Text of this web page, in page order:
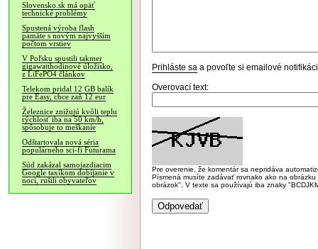
Slovensko.sk má opäť
technické problémy
Spustená výroba flash
pamäte s novým najvyšším
počtom vrstiev
V Poľsku spustili takmer
gigawatthodinové úložisko,
z LiFePO4 článkov
Telekom pridal 12 GB balík
pre Easy, chce zaň 12 eur
Železnice znižujú kvôli teplu
rýchlosť iba na 50 km/h,
spôsobuje to meškanie
Odštartovala nová séria
populárneho sci-fi Futurama
Súd zakázal samojazdiacim
Google taxíkom dobíjanie v
noci, rušili obyvateľov
Prihláste sa a povoľte si emailové
Overovací text:
Pre overenie, že komentár sa nepridáva
Písmená musíte zadávať rovnako ako na
obrázok". V texte sa používajú iba znaky